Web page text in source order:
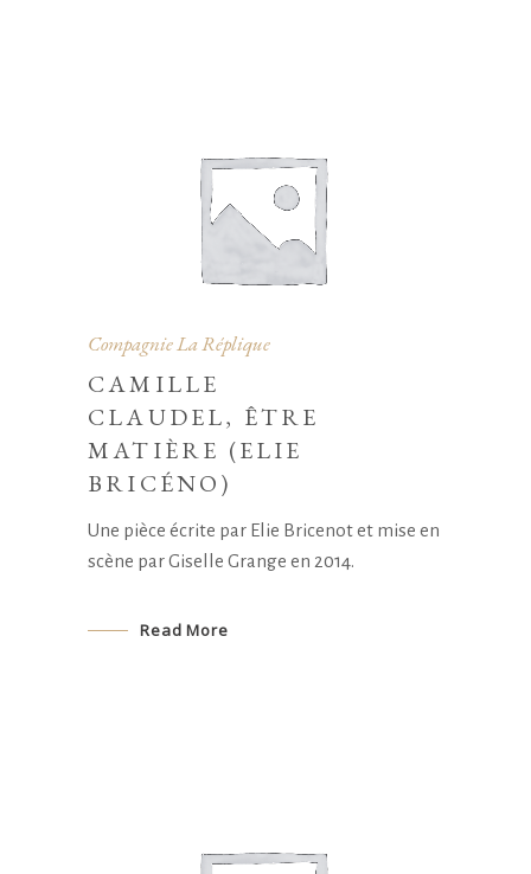
Compagnie La Réplique
CAMILLE
CLAUDEL, ÊTRE
MATIÈRE (ELIE
BRICÉNO)
Une pièce écrite par Elie Bricenot et mise en
scène par Giselle Grange en 2014.
Read More